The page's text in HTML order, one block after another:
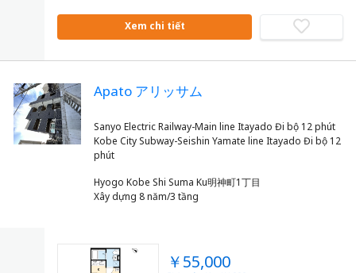
Xem chi tiết
Apato アリッサム
Sanyo Electric Railway-Main line Itayado Đi bộ 12 phút
Kobe City Subway-Seishin Yamate line Itayado Đi bộ 12
Hyogo Kobe Shi Suma Ku明神町1丁目
Xây dựng 8 năm/3 tầng
￥55,000